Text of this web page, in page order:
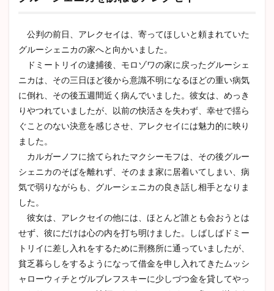
公判の前日、アレクセイは、寄ってほしいと頼まれていた
グルーシェニカの家へと向かいました。
ドミートリイの逮捕後、モロゾワの家に戻ったグルーシェ
ニカは、その三日ほど後から意識不明になるほどの重い病気
に倒れ、その後五週間近く病んでいました。彼女は、めっき
りやつれていましたが、以前の快活さを失わず、幸せで揺ら
ぐことのない決意を感じさせ、アレクセイには魅力的に映り
ました。
カルガーノフに捨てられたマクシーモフは、その後グルー
シェニカのそばを離れず、そのまま家に居着いてしまい、病
気で弱りながらも、グルーシェニカの良き話し相手となりま
した。
彼女は、アレクセイの他には、ほとんど誰とも会おうとは
せず、彼にだけは心の内を打ち明けました。しばしばドミー
トリイに差し入れをするために刑務所に通っていましたが、
貧乏暮らしをするようになって借金を申し入れてきたムッシ
ャローウィチとヴルブレフスキーに少しづつ金を貸してやっ